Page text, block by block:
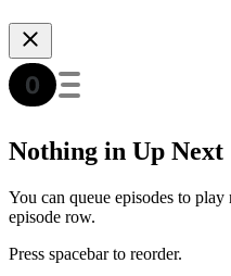
Nothing in Up Next
You can queue episodes to
episode row.
Press spacebar to reorder.